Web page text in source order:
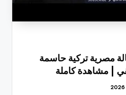
مصرية تركية حاسمة
| مشاهدة كاملة